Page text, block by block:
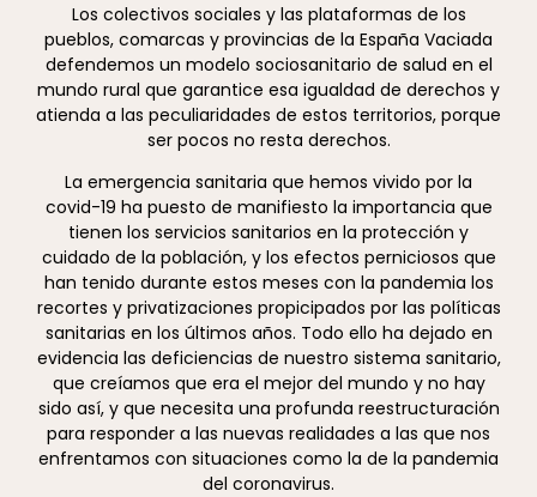
Los colectivos sociales y las plataformas de los
pueblos, comarcas y provincias de la España Vaciada
defendemos un modelo sociosanitario de salud en el
mundo rural que garantice esa igualdad de derechos y
atienda a las peculiaridades de estos territorios, porque
ser pocos no resta derechos.
La emergencia sanitaria que hemos vivido por la
covid-19 ha puesto de manifiesto la importancia que
tienen los servicios sanitarios en la protección y
cuidado de la población, y los efectos perniciosos que
han tenido durante estos meses con la pandemia los
recortes y privatizaciones propicipados por las políticas
sanitarias en los últimos años. Todo ello ha dejado en
evidencia las deficiencias de nuestro sistema sanitario,
que creíamos que era el mejor del mundo y no hay
sido así, y que necesita una profunda reestructuración
para responder a las nuevas realidades a las que nos
enfrentamos con situaciones como la de la pandemia
del coronavirus.